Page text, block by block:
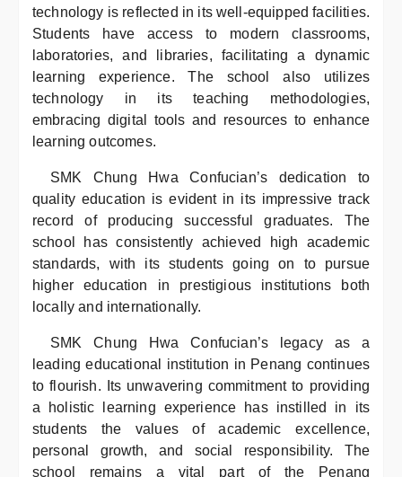
technology is reflected in its well-equipped facilities.
Students have access to modern classrooms,
laboratories, and libraries, facilitating a dynamic
learning experience. The school also utilizes
technology in its teaching methodologies,
embracing digital tools and resources to enhance
learning outcomes.
SMK Chung Hwa Confucian’s dedication to
quality education is evident in its impressive track
record of producing successful graduates. The
school has consistently achieved high academic
standards, with its students going on to pursue
higher education in prestigious institutions both
locally and internationally.
SMK Chung Hwa Confucian’s legacy as a
leading educational institution in Penang continues
to flourish. Its unwavering commitment to providing
a holistic learning experience has instilled in its
students the values of academic excellence,
personal growth, and social responsibility. The
school remains a vital part of the Penang